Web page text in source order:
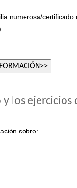
numerosa/certificado
los ejercicios
sobre: